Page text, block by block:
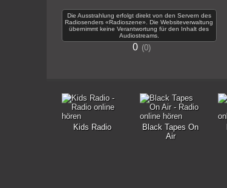
Die Ausstrahlung erfolgt direkt von den Servern des
Radiosenders «Radioszene». Die Websiteverwaltung
übernimmt keine Verantwortung für den Inhalt des
Audiostreams.
0 0
Kids Radio
Black Tapes On
Air